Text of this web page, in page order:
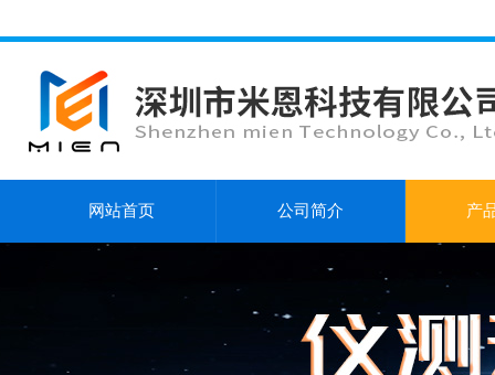
网站首页 公司简介 产